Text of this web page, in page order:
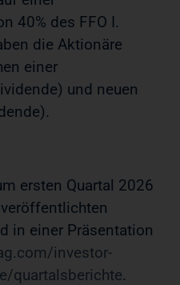
40% des FFO I.
die Aktionäre
einer
und neuen
ersten Quartal 2026
in einer Präsentation
investor-
quartalsberichte.